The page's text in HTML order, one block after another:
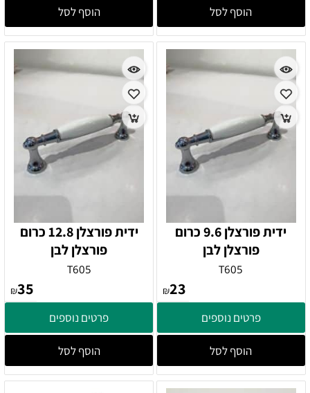
הוסף לסל הוסף לסל
ידית פורצלן 9.6 כרום
פורצלן לבן
T605
₪23
פרטים נוספים
הוסף לסל
ידית פורצלן 12.8 כרום
פורצלן לבן
T605
₪35
פרטים נוספים
הוסף לסל